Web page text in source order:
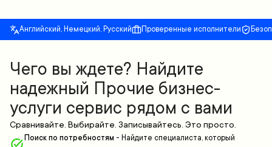
Английский, Немецкий, Русский Проверенные исполнители
Чего вы ждете? Найдите
надежный Прочие бизнес-
услуги сервис рядом с вами
Сравнивайте. Выбирайте. Записывайтесь. Это просто.
Поиск по потребностям - Найдите специалиста, который